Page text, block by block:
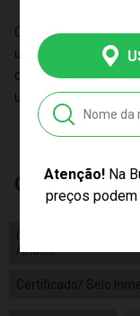
Atenção!Na
preços
O Mini Dawn Baby
uma porta de
omplete sua
uras!
Código de
Anatel
Certificado/ Selo